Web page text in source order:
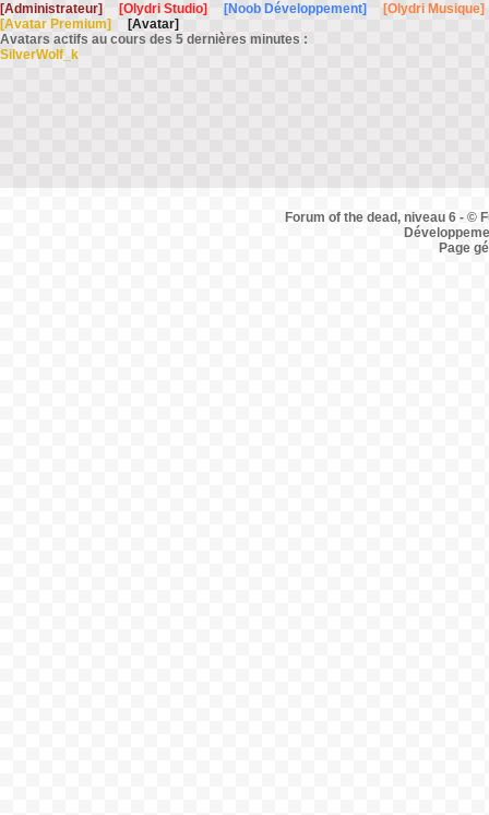
[Administrateur]
[Olydri Studio] [Noob Développement]
[Olydri Musique]
[Avatar Premium]
[Avatar]
Avatars actifs au cours des 5 dernières minutes :
SilverWolf_k
Forum of the dead, niveau 6 - ©
Page